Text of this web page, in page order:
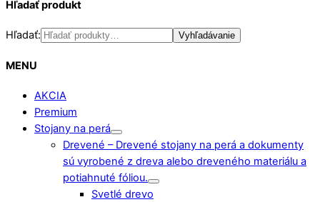
Hľadať produkt
Hľadať: Vyhľadávanie
MENU
AKCIA
Premium
Stojany na perá
Drevené – Drevené stojany na perá a dokumenty
sú vyrobené z dreva alebo dreveného materiálu a
potiahnuté fóliou.
Svetlé drevo